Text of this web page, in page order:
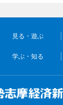
見る・遊ぶ
学ぶ・知る